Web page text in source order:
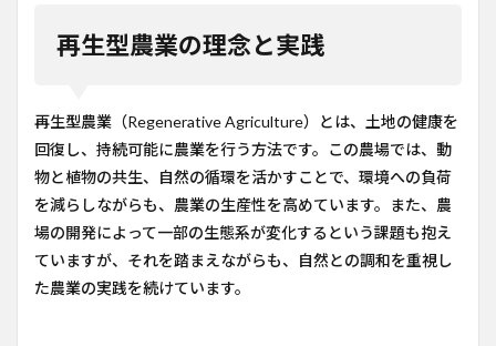
再生型農業の理念と実践
再生型農業（Regenerative Agriculture）とは、土地の健康を
回復し、持続可能に農業を行う方法です。この農場では、動
物と植物の共生、自然の循環を活かすことで、環境への負荷
を減らしながらも、農業の生産性を高めています。また、農
場の開発によって一部の生態系が変化するという課題も抱え
ていますが、それを踏まえながらも、自然との調和を重視し
た農業の実践を続けています。